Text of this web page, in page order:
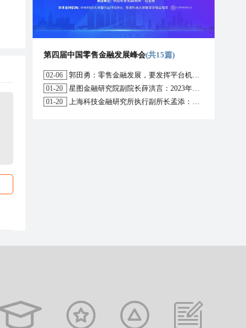
第四届中国零售金融发展峰会(共15篇)
02-06
郭田勇：零售金融发展，要发挥平台机构的作用
01-20
星图金融研究院副院长薛洪言：2023年消费信贷或迎来新起点
01-20
上海科技金融研究所执行副所长孟添：开放银行与嵌入式金融为数字普惠金融带来更大发展空间